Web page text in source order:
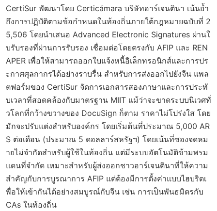
CertiSur พัฒนาโดย Certicámara บริษัทอาร์เจนตินา เน้นย้ำ
ถึงการปฏิบัติตามข้อกำหนดในท้องถิ่นภายใต้กฎหมายฉบับที่ 2
5,506 โดยนำเสนอ Advanced Electronic Signatures ผ่านใ
บรับรองที่ผ่านการรับรอง เชื่อมต่อโดยตรงกับ AFIP และ REN
APER เพื่อให้สามารถออกใบแจ้งหนี้อิเล็กทรอนิกส์และการปร
ะกาศศุลกากรได้อย่างราบรื่น สำหรับการส่งออกไปยังจีน แพล
ตฟอร์มของ CertiSur จัดการเอกสารสองภาษาและการประทั
บเวลาที่สอดคล้องกับมาตรฐาน MIIT แม้ว่าจะขาดระบบนิเวศทั่
วโลกที่กว้างขวางของ DocuSign ก็ตาม ราคาไม่โปร่งใส โดย
มักจะปรับแต่งสำหรับองค์กร โดยเริ่มต้นที่ประมาณ 5,000 AR
S ต่อเดือน (ประมาณ 5 ดอลลาร์สหรัฐฯ) โดยเน้นที่ซองจดหม
ายไม่จำกัดสำหรับผู้ใช้ในท้องถิ่น แต่มีระบบอัตโนมัติข้ามพรม
แดนที่จำกัด เหมาะสำหรับผู้ส่งออกชาวอาร์เจนตินาที่ให้ความ
สำคัญกับการบูรณาการ AFIP แต่ต้องมีการตั้งค่าแบบไฮบริดเ
พื่อให้เข้ากันได้อย่างสมบูรณ์กับจีน เช่น การเป็นพันธมิตรกับ
CAs ในท้องถิ่น